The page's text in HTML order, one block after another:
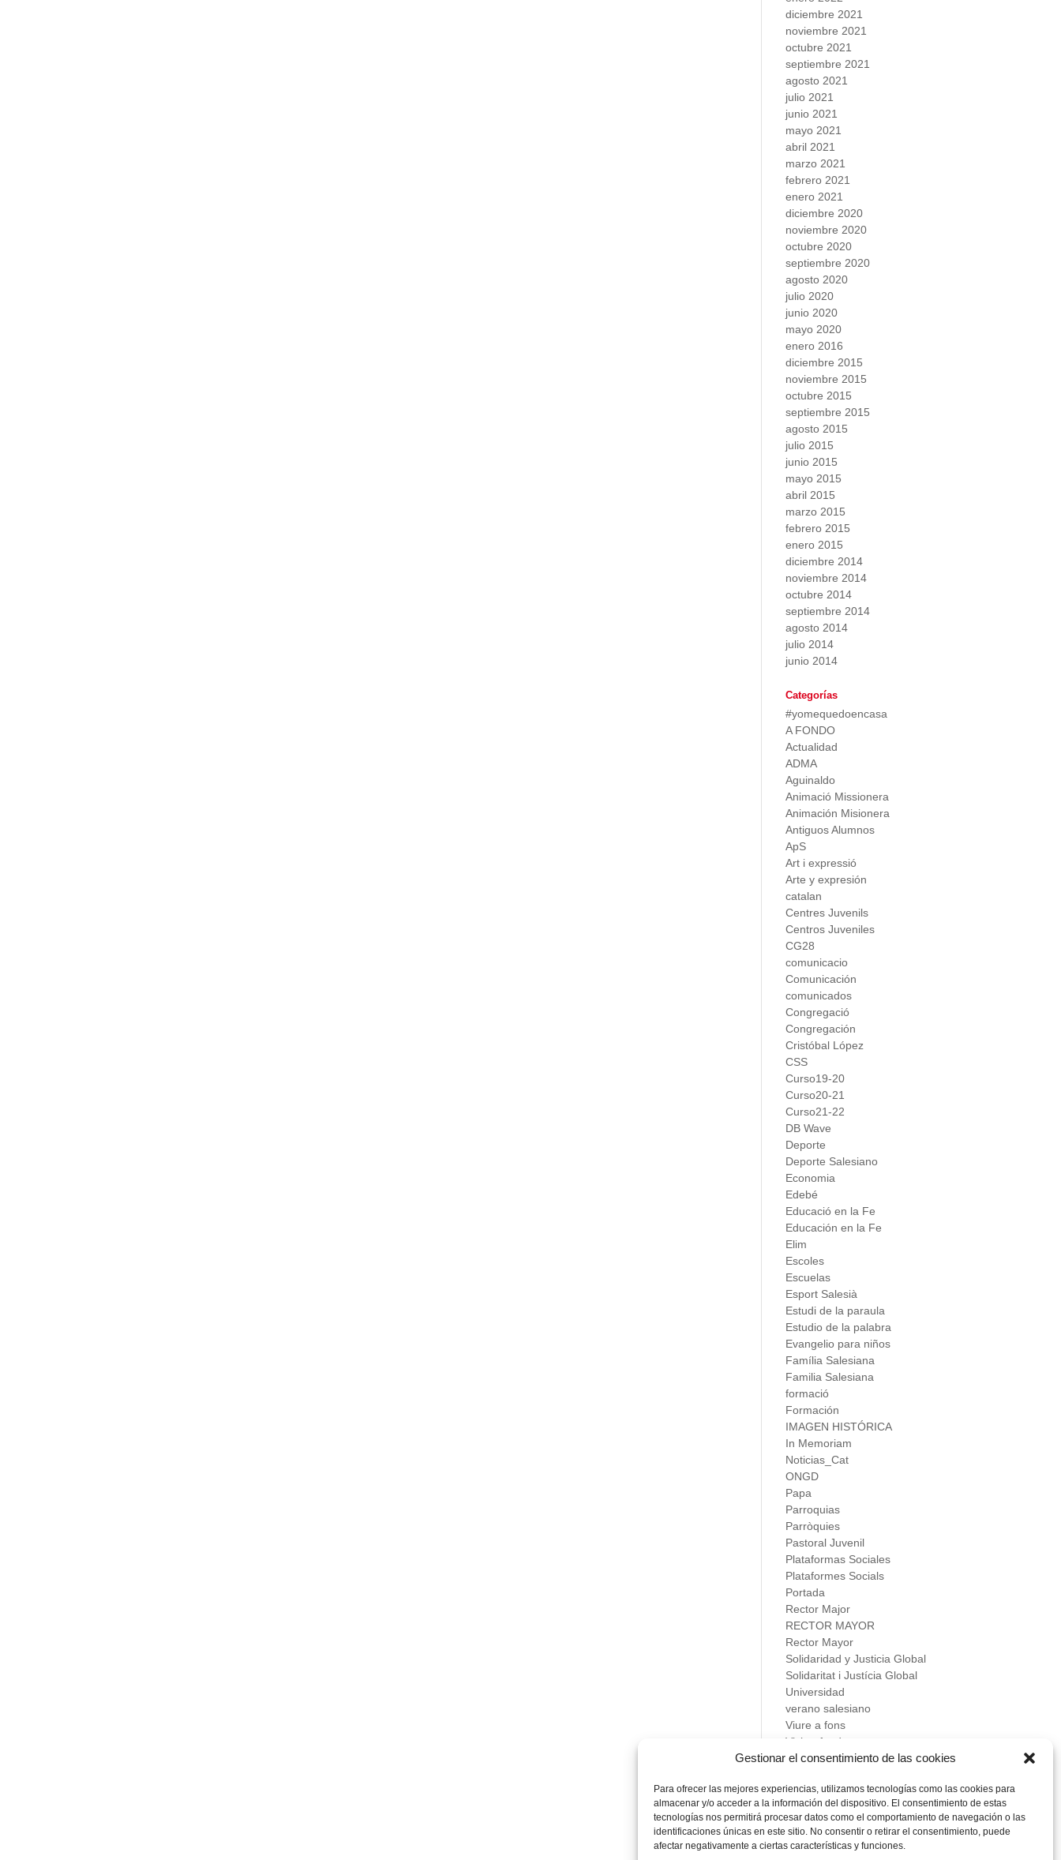
Gestionar el consentimiento de las cookies
Para ofrecer las mejores experiencias, utilizamos tecnologías como las cookies para
almacenar y/o acceder a la información del dispositivo. El consentimiento de estas
tecnologías nos permitirá procesar datos como el comportamiento de navegación o las
identificaciones únicas en este sitio. No consentir o retirar el consentimiento, puede
afectar negativamente a ciertas características y funciones.
diciembre 2021
noviembre 2021
octubre 2021
septiembre 2021
agosto 2021
julio 2021
junio 2021
mayo 2021
abril 2021
marzo 2021
febrero 2021
enero 2021
diciembre 2020
noviembre 2020
octubre 2020
septiembre 2020
agosto 2020
julio 2020
junio 2020
mayo 2020
enero 2016
diciembre 2015
noviembre 2015
octubre 2015
septiembre 2015
agosto 2015
julio 2015
junio 2015
mayo 2015
abril 2015
marzo 2015
febrero 2015
enero 2015
diciembre 2014
noviembre 2014
octubre 2014
septiembre 2014
agosto 2014
julio 2014
junio 2014
Categorías
#yomequedoencasa
A FONDO
Actualidad
ADMA
Aguinaldo
Animació Missionera
Animación Misionera
Antiguos Alumnos
ApS
Art i expressió
Arte y expresión
catalan
Centres Juvenils
Centros Juveniles
CG28
comunicacio
Comunicación
comunicados
Congregació
Congregación
Cristóbal López
CSS
Curso19-20
Curso20-21
Curso21-22
DB Wave
Deporte
Deporte Salesiano
Economia
Edebé
Educació en la Fe
Educación en la Fe
Elim
Escoles
Escuelas
Esport Salesià
Estudi de la paraula
Estudio de la palabra
Evangelio para niños
Família Salesiana
Familia Salesiana
formació
Formación
IMAGEN HISTÓRICA
In Memoriam
Noticias_Cat
ONGD
Papa
Parroquias
Parròquies
Pastoral Juvenil
Plataformas Sociales
Plataformes Socials
Portada
Rector Major
RECTOR MAYOR
Rector Mayor
Solidaridad y Justicia Global
Solidaritat i Justícia Global
Universidad
verano salesiano
Viure a fons
Vivir a fondo
Vocacional
Meta
Acceder
Feed de entradas
Feed de comentarios